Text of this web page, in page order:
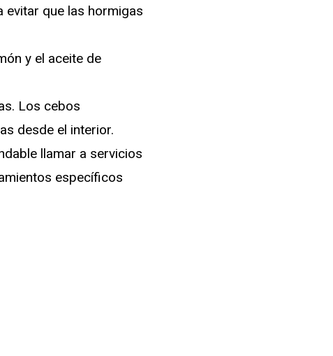
evitar que las hormigas
y el aceite de
Los cebos
desde el interior.
llamar a servicios
específicos